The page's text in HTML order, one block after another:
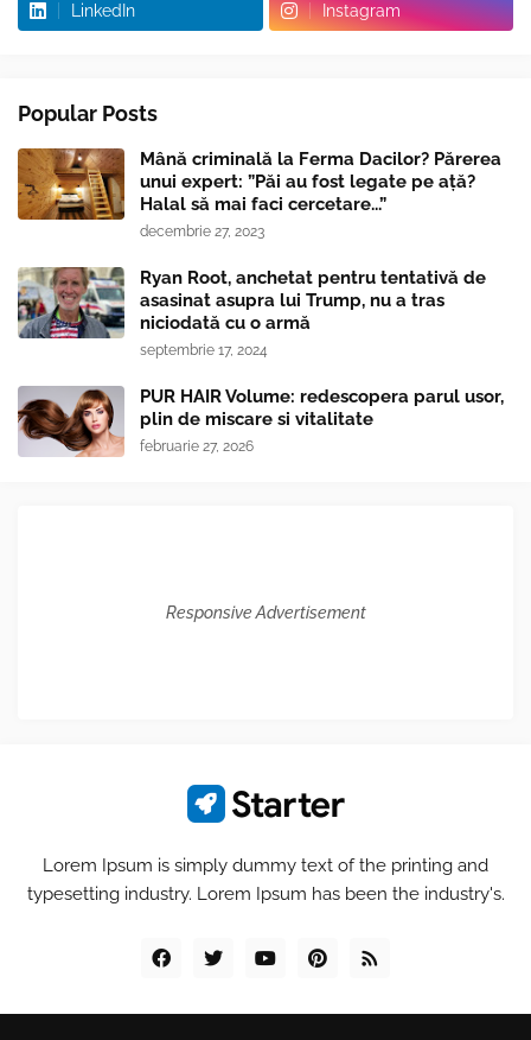
LinkedIn Instagram
Popular Posts
Mână criminală la Ferma Dacilor? Părerea
unui expert: ”Păi au fost legate pe ață?
Halal să mai faci cercetare...”
decembrie 27, 2023
Ryan Root, anchetat pentru tentativă de
asasinat asupra lui Trump, nu a tras
niciodată cu o armă
septembrie 17, 2024
PUR HAIR Volume: redescopera parul usor,
plin de miscare si vitalitate
februarie 27, 2026
Responsive Advertisement
Lorem Ipsum is simply dummy text of the printing and
typesetting industry. Lorem Ipsum has been the industry's.